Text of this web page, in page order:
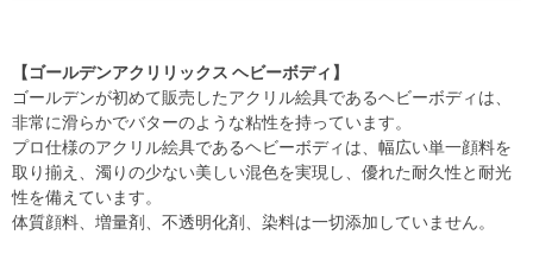
【ゴールデンアクリリックス ヘビーボディ】
ゴールデンが初めて販売したアクリル絵具であるヘビーボディは、
非常に滑らかでバターのような粘性を持っています。
プロ仕様のアクリル絵具であるヘビーボディは、幅広い単一顔料を
取り揃え、濁りの少ない美しい混色を実現し、優れた耐久性と耐光
性を備えています。
体質顔料、増量剤、不透明化剤、染料は一切添加していません。